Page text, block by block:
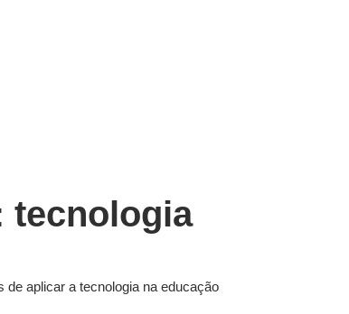
tecnologia
de aplicar a tecnologia na educação